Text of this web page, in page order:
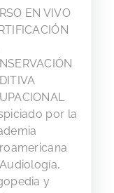
EN VIVO
por la
y